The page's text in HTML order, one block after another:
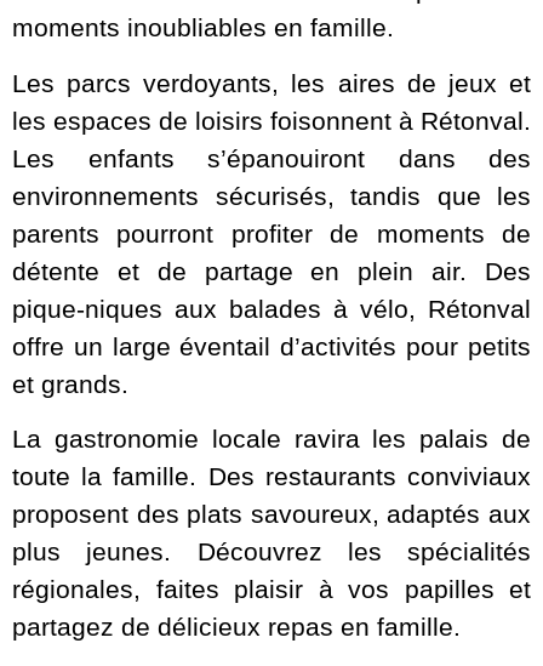
moments inoubliables en famille.
Les parcs verdoyants, les aires de jeux et
les espaces de loisirs foisonnent à Rétonval.
Les enfants s’épanouiront dans des
environnements sécurisés, tandis que les
parents pourront profiter de moments de
détente et de partage en plein air. Des
pique-niques aux balades à vélo, Rétonval
offre un large éventail d’activités pour petits
et grands.
La gastronomie locale ravira les palais de
toute la famille. Des restaurants conviviaux
proposent des plats savoureux, adaptés aux
plus jeunes. Découvrez les spécialités
régionales, faites plaisir à vos papilles et
partagez de délicieux repas en famille.